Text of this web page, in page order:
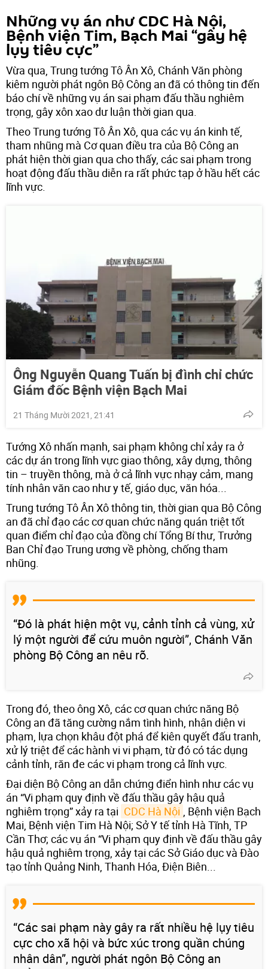
Những vụ án như CDC Hà Nội,
Bệnh viện Tim, Bạch Mai “gây hệ
lụy tiêu cực”
Vừa qua, Trung tướng Tô Ân Xô, Chánh Văn phòng
kiêm người phát ngôn Bộ Công an đã có thông tin đến
báo chí về những vụ án sai phạm đấu thầu nghiêm
trọng, gây xôn xao dư luận thời gian qua.
Theo Trung tướng Tô Ân Xô, qua các vụ án kinh tế,
tham nhũng mà Cơ quan điều tra của Bộ Công an
phát hiện thời gian qua cho thấy, các sai phạm trong
hoạt động đấu thầu diễn ra rất phức tạp ở hầu hết các
lĩnh vực.
Ông Nguyễn Quang Tuấn bị đình chỉ chức
Giám đốc Bệnh viện Bạch Mai
21 Tháng Mười 2021, 21:41
Tướng Xô nhấn mạnh, sai phạm không chỉ xảy ra ở
các dự án trong lĩnh vực giao thông, xây dựng, thông
tin – truyền thông, mà ở cả lĩnh vực nhạy cảm, mang
tính nhân văn cao như y tế, giáo dục, văn hóa...
Trung tướng Tô Ân Xô thông tin, thời gian qua Bộ Công
an đã chỉ đạo các cơ quan chức năng quán triệt tốt
quan điểm chỉ đạo của đồng chí Tổng Bí thư, Trưởng
Ban Chỉ đạo Trung ương về phòng, chống tham
nhũng.
“Đó là phát hiện một vụ, cảnh tỉnh cả vùng, xử
lý một người để cứu muôn người”, Chánh Văn
phòng Bộ Công an nêu rõ.
Trong đó, theo ông Xô, các cơ quan chức năng Bộ
Công an đã tăng cường nắm tình hình, nhận diện vi
phạm, lựa chọn khâu đột phá để kiên quyết đấu tranh,
xử lý triệt để các hành vi vi phạm, từ đó có tác dụng
cảnh tỉnh, răn đe các vi phạm trong cả lĩnh vực.
Đại diện Bộ Công an dẫn chứng điển hình như các vụ
án “Vi phạm quy định về đấu thầu gây hậu quả
nghiêm trọng” xảy ra tại CDC Hà Nội
, Bệnh viện Bạch
Mai, Bệnh viện Tim Hà Nội; Sở Y tế tỉnh Hà Tĩnh, TP
Cần Thơ; các vụ án “Vi phạm quy định về đấu thầu gây
hậu quả nghiêm trọng, xảy tại các Sở Giáo dục và Đào
tạo tỉnh Quảng Ninh, Thanh Hóa, Điện Biên...
“Các sai phạm này gây ra rất nhiều hệ lụy tiêu
cực cho xã hội và bức xúc trong quần chúng
nhân dân”, người phát ngôn Bộ Công an